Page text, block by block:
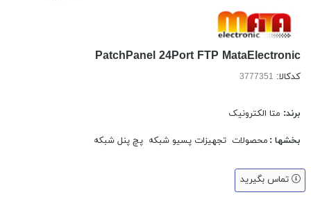
PatchPanel 24Port FTP MataElectronic
کدکالا:
برند: متا الکترونیک
بخشها : محصولات تجهیزات پسیو شبکه پچ پنل شبکه
تماس بگیرید